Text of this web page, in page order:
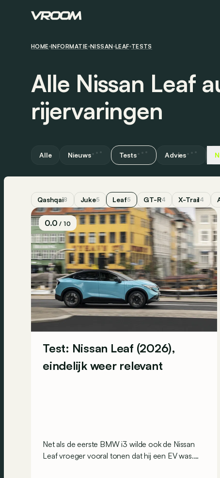
HOME INFORMATIE NISSAN LEAF TESTS
Alle Nissan Leaf
rijervaringen
Alle Nieuws Tests Advies
Qashqai8 Juke5 Leaf5 GT-R4 X-Trail4
0.0/ 10
Test: Nissan Leaf (2026),
eindelijk weer relevant
Net als de eerste BMW i3 wilde ook de Nissan
Leaf vroeger vooral tonen dat hij een EV was.